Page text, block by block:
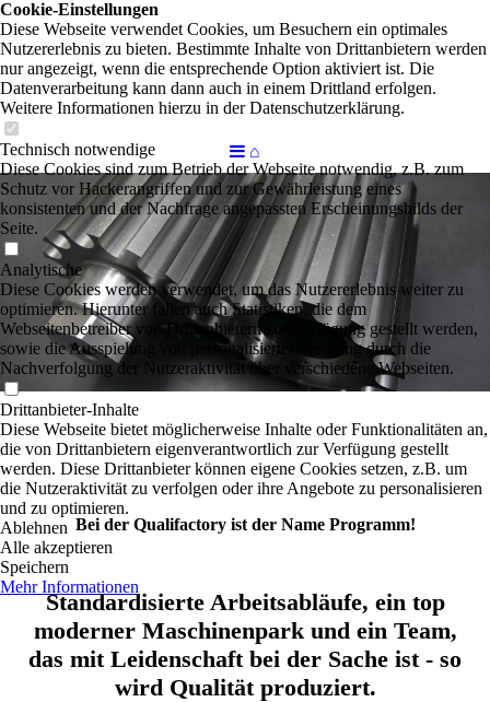
⌂
Bei der Qualifactory ist der Name Programm!
Standardisierte Arbeitsabläufe, ein top
moderner Maschinenpark und ein Team,
das mit Leidenschaft bei der Sache ist - so
wird Qualität produziert.
Cookie-Einstellungen
Diese Webseite verwendet Cookies, um Besuchern ein optimales
Nutzererlebnis zu bieten. Bestimmte Inhalte von Drittanbietern werden
nur angezeigt, wenn die entsprechende Option aktiviert ist. Die
Datenverarbeitung kann dann auch in einem Drittland erfolgen.
Weitere Informationen hierzu in der Datenschutzerklärung.
Technisch notwendige
Diese Cookies sind zum Betrieb der Webseite notwendig, z.B. zum
Schutz vor Hackerangriffen und zur Gewährleistung eines
konsistenten und der Nachfrage angepassten Erscheinungsbilds der
Seite.
Analytische
Diese Cookies werden verwendet, um das Nutzererlebnis weiter zu
optimieren. Hierunter fallen auch Statistiken, die dem
Webseitenbetreiber von Drittanbietern zur Verfügung gestellt werden,
sowie die Ausspielung von personalisierter Werbung durch die
Nachverfolgung der Nutzeraktivität über verschiedene Webseiten.
Drittanbieter-Inhalte
Diese Webseite bietet möglicherweise Inhalte oder Funktionalitäten an,
die von Drittanbietern eigenverantwortlich zur Verfügung gestellt
werden. Diese Drittanbieter können eigene Cookies setzen, z.B. um
die Nutzeraktivität zu verfolgen oder ihre Angebote zu personalisieren
und zu optimieren.
Ablehnen
Alle akzeptieren
Speichern
Mehr Informationen